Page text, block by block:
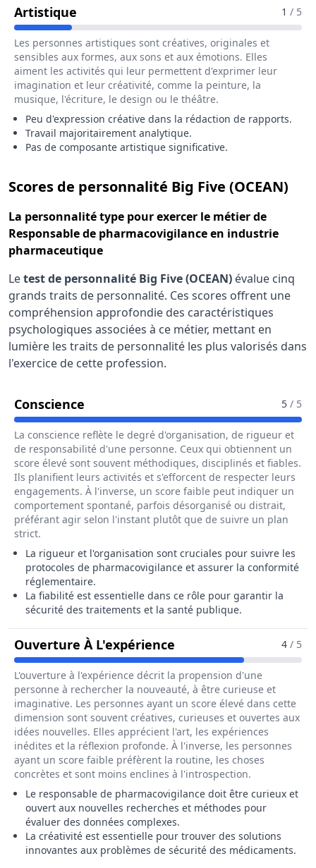
Artistique Pour Le Métier De Responsable De
1 / 5
Les personnes artistiques sont créatives, originales et
sensibles aux formes, aux sons et aux émotions. Elles
aiment les activités qui leur permettent d'exprimer leur
imagination et leur créativité, comme la peinture, la
musique, l'écriture, le design ou le théâtre.
Peu d'expression créative dans la rédaction de rapports.
Travail majoritairement analytique.
Pas de composante artistique significative.
Scores de personnalité Big Five (OCEAN)
La personnalité type pour exercer le métier de
Responsable de pharmacovigilance en industrie
pharmaceutique
Letest de personnalité Big Five (OCEAN) évalue cinq
grands traits de personnalité. Ces scores offrent une
compréhension approfondie des caractéristiques
psychologiques associées à ce métier, mettant en
lumière les traits de personnalité les plus valorisés dans
l'exercice de cette profession.
Conscience Pour Le Métier De Responsable
5 / 5
La conscience reflète le degré d'organisation, de rigueur et
de responsabilité d'une personne. Ceux qui obtiennent un
score élevé sont souvent méthodiques, disciplinés et fiables.
Ils planifient leurs activités et s'efforcent de respecter leurs
engagements. À l'inverse, un score faible peut indiquer un
comportement spontané, parfois désorganisé ou distrait,
préférant agir selon l'instant plutôt que de suivre un plan
strict.
La rigueur et l'organisation sont cruciales pour suivre les
protocoles de pharmacovigilance et assurer la conformité
réglementaire.
La fiabilité est essentielle dans ce rôle pour garantir la
sécurité des traitements et la santé publique.
Ouverture À L'expérience Pour Le Métier De
4 / 5
L'ouverture à l'expérience décrit la propension d'une
personne à rechercher la nouveauté, à être curieuse et
imaginative. Les personnes ayant un score élevé dans cette
dimension sont souvent créatives, curieuses et ouvertes aux
idées nouvelles. Elles apprécient l'art, les expériences
inédites et la réflexion profonde. À l'inverse, les personnes
ayant un score faible préfèrent la routine, les choses
concrètes et sont moins enclines à l'introspection.
Le responsable de pharmacovigilance doit être curieux et
ouvert aux nouvelles recherches et méthodes pour
évaluer des données complexes.
La créativité est essentielle pour trouver des solutions
innovantes aux problèmes de sécurité des médicaments.